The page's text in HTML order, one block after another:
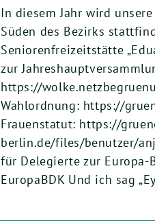
In diesem Jahr wird
Süden des Bezirks
Seniorenfreizeitstätte
zur
https://
Wahlordnung: https://
Frauenstatut: https://
berlin.de/files/benutzer/
für Delegierte zur
EuropaBDK Und ich sag